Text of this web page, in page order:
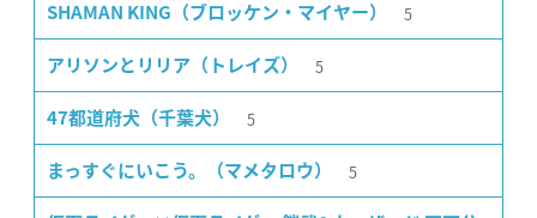
SHAMAN KING（ブロッケン・マイヤー） 5
アリソンとリリア（トレイズ） 5
47都道府犬（千葉犬） 5
まっすぐにいこう。（マメタロウ） 5